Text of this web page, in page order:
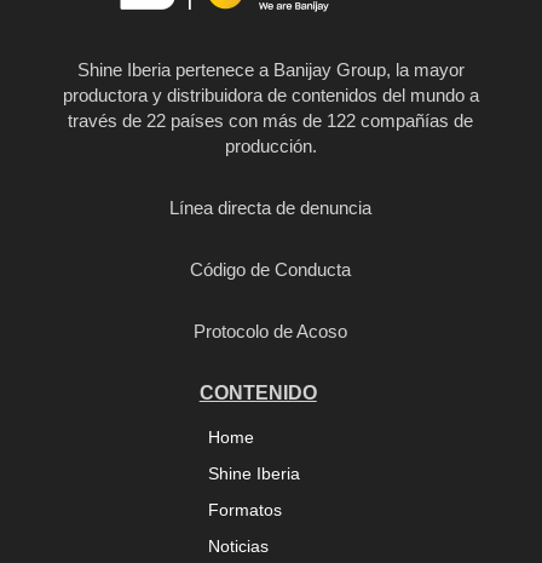
Shine Iberia pertenece a Banijay Group, la mayor
productora y distribuidora de contenidos del mundo a
través de 22 países con más de 122 compañías de
producción.
Línea directa de denuncia
Código de Conducta
Protocolo de Acoso
CONTENIDO
Home
Shine Iberia
Formatos
Noticias